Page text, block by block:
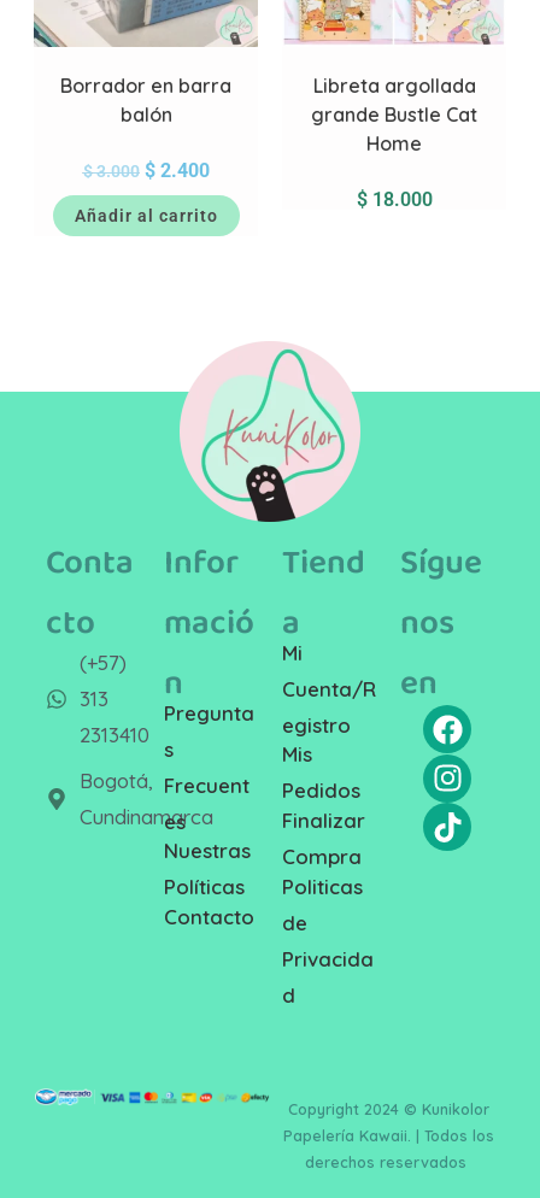
Borrador en barra
balón
$3.000 $2.400
Añadir al carrito
Libreta argollada
grande Bustle Cat
Home
$18.000
Conta
cto
(+57)
313
2313410
Bogotá,
Cundinamarca
Infor
mació
n
Pregunta
s
Frecuent
es
Nuestras
Políticas
Contacto
Tiend
a
Mi
Cuenta/R
egistro
Mis
Pedidos
Finalizar
Compra
Politicas
de
Privacida
d
Sígue
nos
en
Copyright 2024 © Kunikolor
Papelería Kawaii. | Todos los
derechos reservados